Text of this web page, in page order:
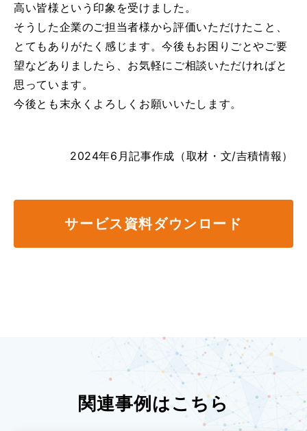
高い皆様という印象を受けました。
そうした企業のご担当者様から評価いただけたこと、
とてもありがたく感じます。今後もお困りごとやご要
望などありましたら、お気軽にご相談いただければと
思っています。
今後とも末永くよろしくお願いいたします。
2024年6月記事作成（取材・文/吉積情報）
サービス資料ダウンロード
関連事例はこちら